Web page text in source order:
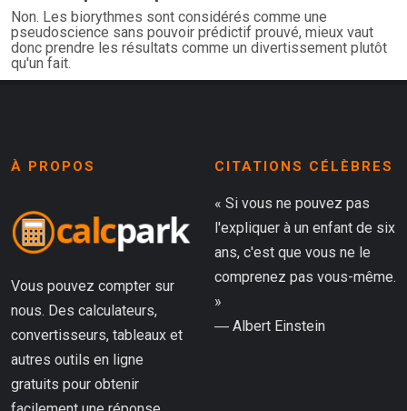
Non. Les biorythmes sont considérés comme une
pseudoscience sans pouvoir prédictif prouvé, mieux vaut
donc prendre les résultats comme un divertissement plutôt
qu'un fait.
À PROPOS
Vous pouvez compter sur
nous. Des calculateurs,
convertisseurs, tableaux et
autres outils en ligne
gratuits pour obtenir
CITATIONS CÉLÈBRES
« Si vous ne pouvez pas
l'expliquer à un enfant de six
ans, c'est que vous ne le
comprenez pas vous-même.
»
― Albert Einstein